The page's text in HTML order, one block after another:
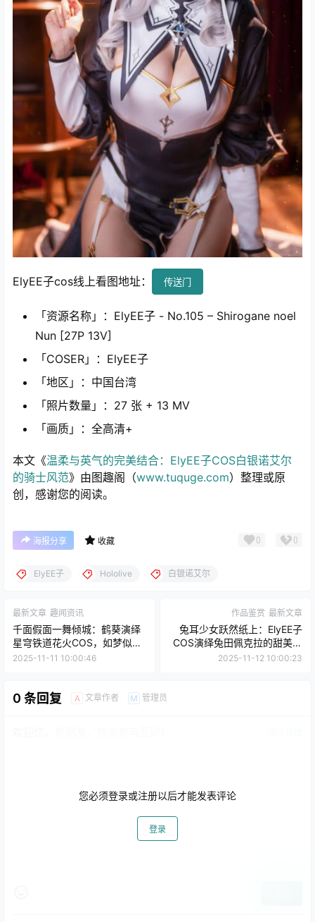
ElyEE子cos线上看图地址： 传送门
「资源名称」：ElyEE子 - No.105 – Shirogane noel
Nun [27P 13V]
「COSER」：ElyEE子
「地区」：中国台湾
「照片数量」：27 张 + 13 MV
「画质」：全高清+
本文《温柔与英气的完美结合：ElyEE子COS白银诺艾尔
的骑士风范》由图趣阁（www.tuquge.com）整理或原
创，感谢您的阅读。
海报分享 收藏 0 0
ElyEE子 Hololive 白银诺艾尔
最新文章 趣闻资讯
千面假面一舞倾城：鹤葵演绎
星穹铁道花火COS，如梦似
幻！
2025-11-11 10:00:46
作品鉴赏 最新文章
兔耳少女跃然纸上：ElyEE子
COS演绎兔田佩克拉的甜美魅
力
2025-11-12 10:00:23
0 条回复 A 文章作者 M 管理员
您必须登录或注册以后才能发表评论
登录